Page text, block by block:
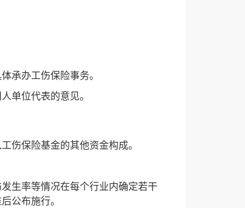
承办工伤保险事务。
单位代表的意见。
保险基金的其他资金构成。
生率等情况在每个行业内确定若干
公布施行。